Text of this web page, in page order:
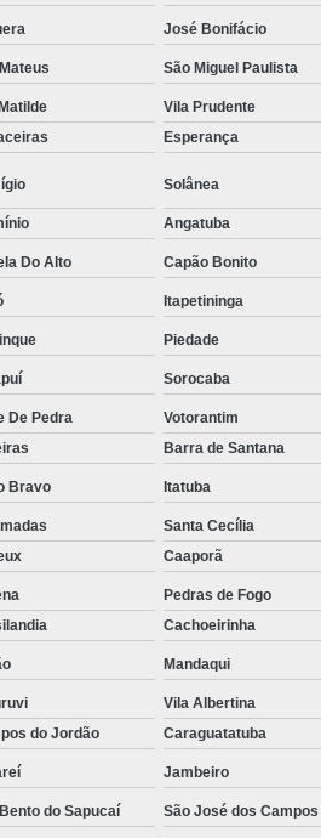
José Bonifácio
São Miguel Paulista
Vila Prudente
Esperança
Solânea
Angatuba
Do Alto Capão Bonito
Itapetininga
Piedade
Sorocaba
De Pedra
Votorantim
Barra de Santana
Bravo Itatuba
Santa Cecília
Caaporã
Pedras de Fogo
Cachoeirinha
Mandaqui
Vila Albertina
do Jordão Caraguatatuba
Jambeiro
do Sapucaí São José dos Campos